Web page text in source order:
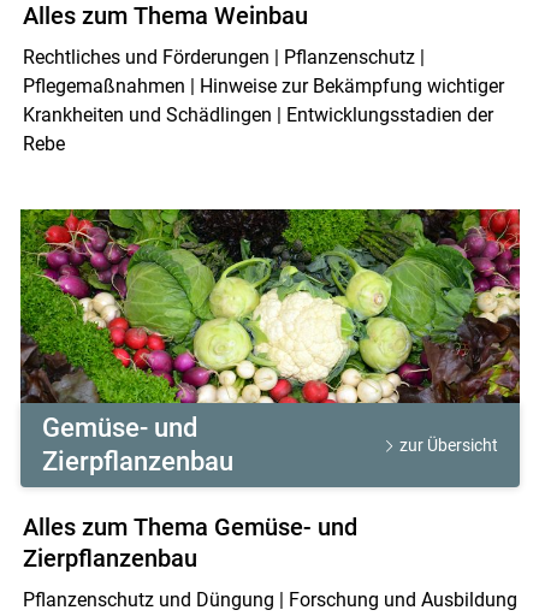
Alles zum Thema Weinbau
Rechtliches und Förderungen | Pflanzenschutz |
Pflegemaßnahmen | Hinweise zur Bekämpfung wichtiger
Krankheiten und Schädlingen | Entwicklungsstadien der
Rebe
Gemüse- und
Zierpflanzenbau
zur Übersicht
Alles zum Thema Gemüse- und
Zierpflanzenbau
Pflanzenschutz und Düngung | Forschung und Ausbildung